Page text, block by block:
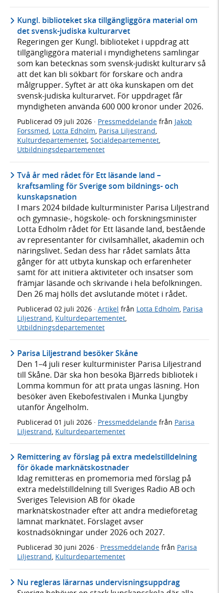
Kungl. biblioteket ska tillgängliggöra material om
det svensk-judiska kulturarvet
Regeringen ger Kungl. biblioteket i uppdrag att
tillgängliggöra material i myndighetens samlingar
som kan betecknas som svensk-judiskt kulturarv så
att det kan bli sökbart för forskare och andra
målgrupper. Syftet är att öka kunskapen om det
svensk-judiska kulturarvet. För uppdraget får
myndigheten använda 600 000 kronor under 2026.
Publicerad 09 juli 2026 · Pressmeddelande från Jakob
Forssmed, Lotta Edholm, Parisa Liljestrand,
Kulturdepartementet, Socialdepartementet,
Utbildningsdepartementet
Två år med rådet för Ett läsande land –
kraftsamling för Sverige som bildnings- och
kunskapsnation
I mars 2024 bildade kulturminister Parisa Liljestrand
och gymnasie-, högskole- och forskningsminister
Lotta Edholm rådet för Ett läsande land, bestående
av representanter för civilsamhället, akademin och
näringslivet. Sedan dess har rådet samlats åtta
gånger för att utbyta kunskap och erfarenheter
samt för att initiera aktiviteter och insatser som
främjar läsande och skrivande i hela befolkningen.
Den 26 maj hölls det avslutande mötet i rådet.
Publicerad 02 juli 2026 · Artikel från Lotta Edholm, Parisa
Liljestrand, Kulturdepartementet,
Utbildningsdepartementet
Parisa Liljestrand besöker Skåne
Den 1–4 juli reser kulturminister Parisa Liljestrand
till Skåne. Där ska hon besöka Bjärreds bibliotek i
Lomma kommun för att prata ungas läsning. Hon
besöker även Ekebofestivalen i Munka Ljungby
utanför Ängelholm.
Publicerad 01 juli 2026 · Pressmeddelande från Parisa
Liljestrand Kulturdepartementet
Remittering av förslag på extra medelstilldelning
för ökade marknätskostnader
Idag remitteras en promemoria med förslag på
extra medelstilldelning till Sveriges Radio AB och
Sveriges Television AB för ökade
marknätskostnader efter att andra medieföretag
lämnat marknätet. Förslaget avser
kostnadsökningar under 2026 och 2027.
Publicerad 30 juni 2026 · Pressmeddelande från Parisa
Liljestrand, Kulturdepartementet
Nu regleras lärarnas undervisningsuppdrag